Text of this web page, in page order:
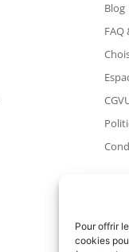
Pour offrir
cookies
Blog
FAQ